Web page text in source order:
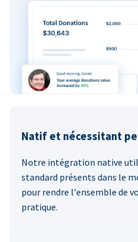
Natif et nécessitant
Notre intégration native
standard présents dans le
pour rendre l'ensemble de
pratique.